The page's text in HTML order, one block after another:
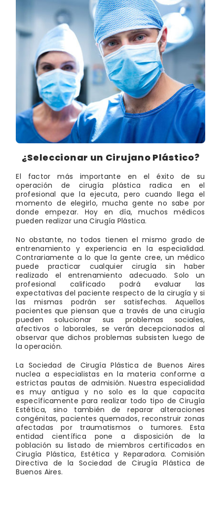
¿Seleccionar un Cirujano Plástico?
El factor más importante en el éxito de su
operación de cirugía plástica radica en el
profesional que la ejecuta, pero cuando llega el
momento de elegirlo, mucha gente no sabe por
donde empezar. Hoy en día, muchos médicos
pueden realizar una Cirugía Plástica.
No obstante, no todos tienen el mismo grado de
entrenamiento y experiencia en la especialidad.
Contrariamente a lo que la gente cree, un médico
puede practicar cualquier cirugía sin haber
realizado el entrenamiento adecuado. Solo un
profesional calificado podrá evaluar las
expectativas del paciente respecto de la cirugía y si
las mismas podrán ser satisfechas. Aquellos
pacientes que piensan que a través de una cirugía
pueden solucionar sus problemas sociales,
afectivos o laborales, se verán decepcionados al
observar que dichos problemas subsisten luego de
la operación.
La Sociedad de Cirugía Plástica de Buenos Aires
nuclea a especialistas en la materia conforme a
estrictas pautas de admisión. Nuestra especialidad
es muy antigua y no solo es la que capacita
específicamente para realizar todo tipo de Cirugía
Estética, sino también de reparar alteraciones
congénitas, pacientes quemados, reconstruir zonas
afectadas por traumatismos o tumores. Esta
entidad científica pone a disposición de la
población su listado de miembros certificados en
Cirugía Plástica, Estética y Reparadora. Comisión
Directiva de la Sociedad de Cirugía Plástica de
Buenos Aires.